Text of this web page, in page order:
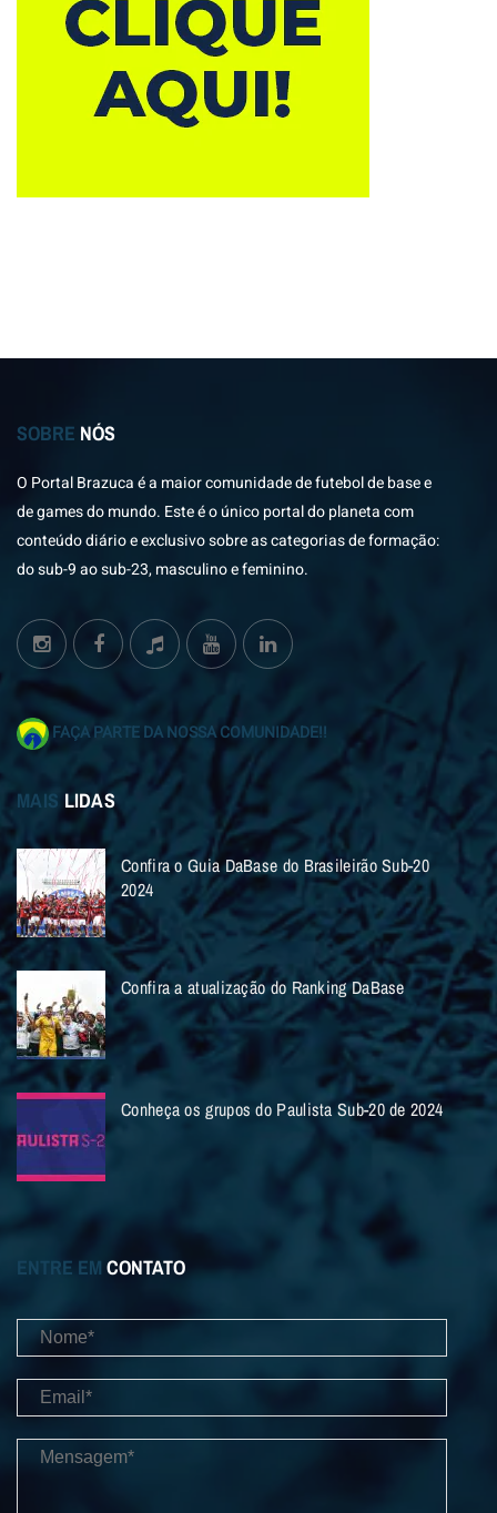
SOBRE NÓS
O Portal Brazuca é a maior comunidade de futebol de base e
de games do mundo. Este é o único portal do planeta com
conteúdo diário e exclusivo sobre as categorias de formação:
do sub-9 ao sub-23, masculino e feminino.
FAÇA PARTE DA NOSSA COMUNIDADE!!
MAIS LIDAS
Confira o Guia DaBase do Brasileirão Sub-20
2024
Confira a atualização do Ranking DaBase
Conheça os grupos do Paulista Sub-20 de 2024
ENTRE EM CONTATO